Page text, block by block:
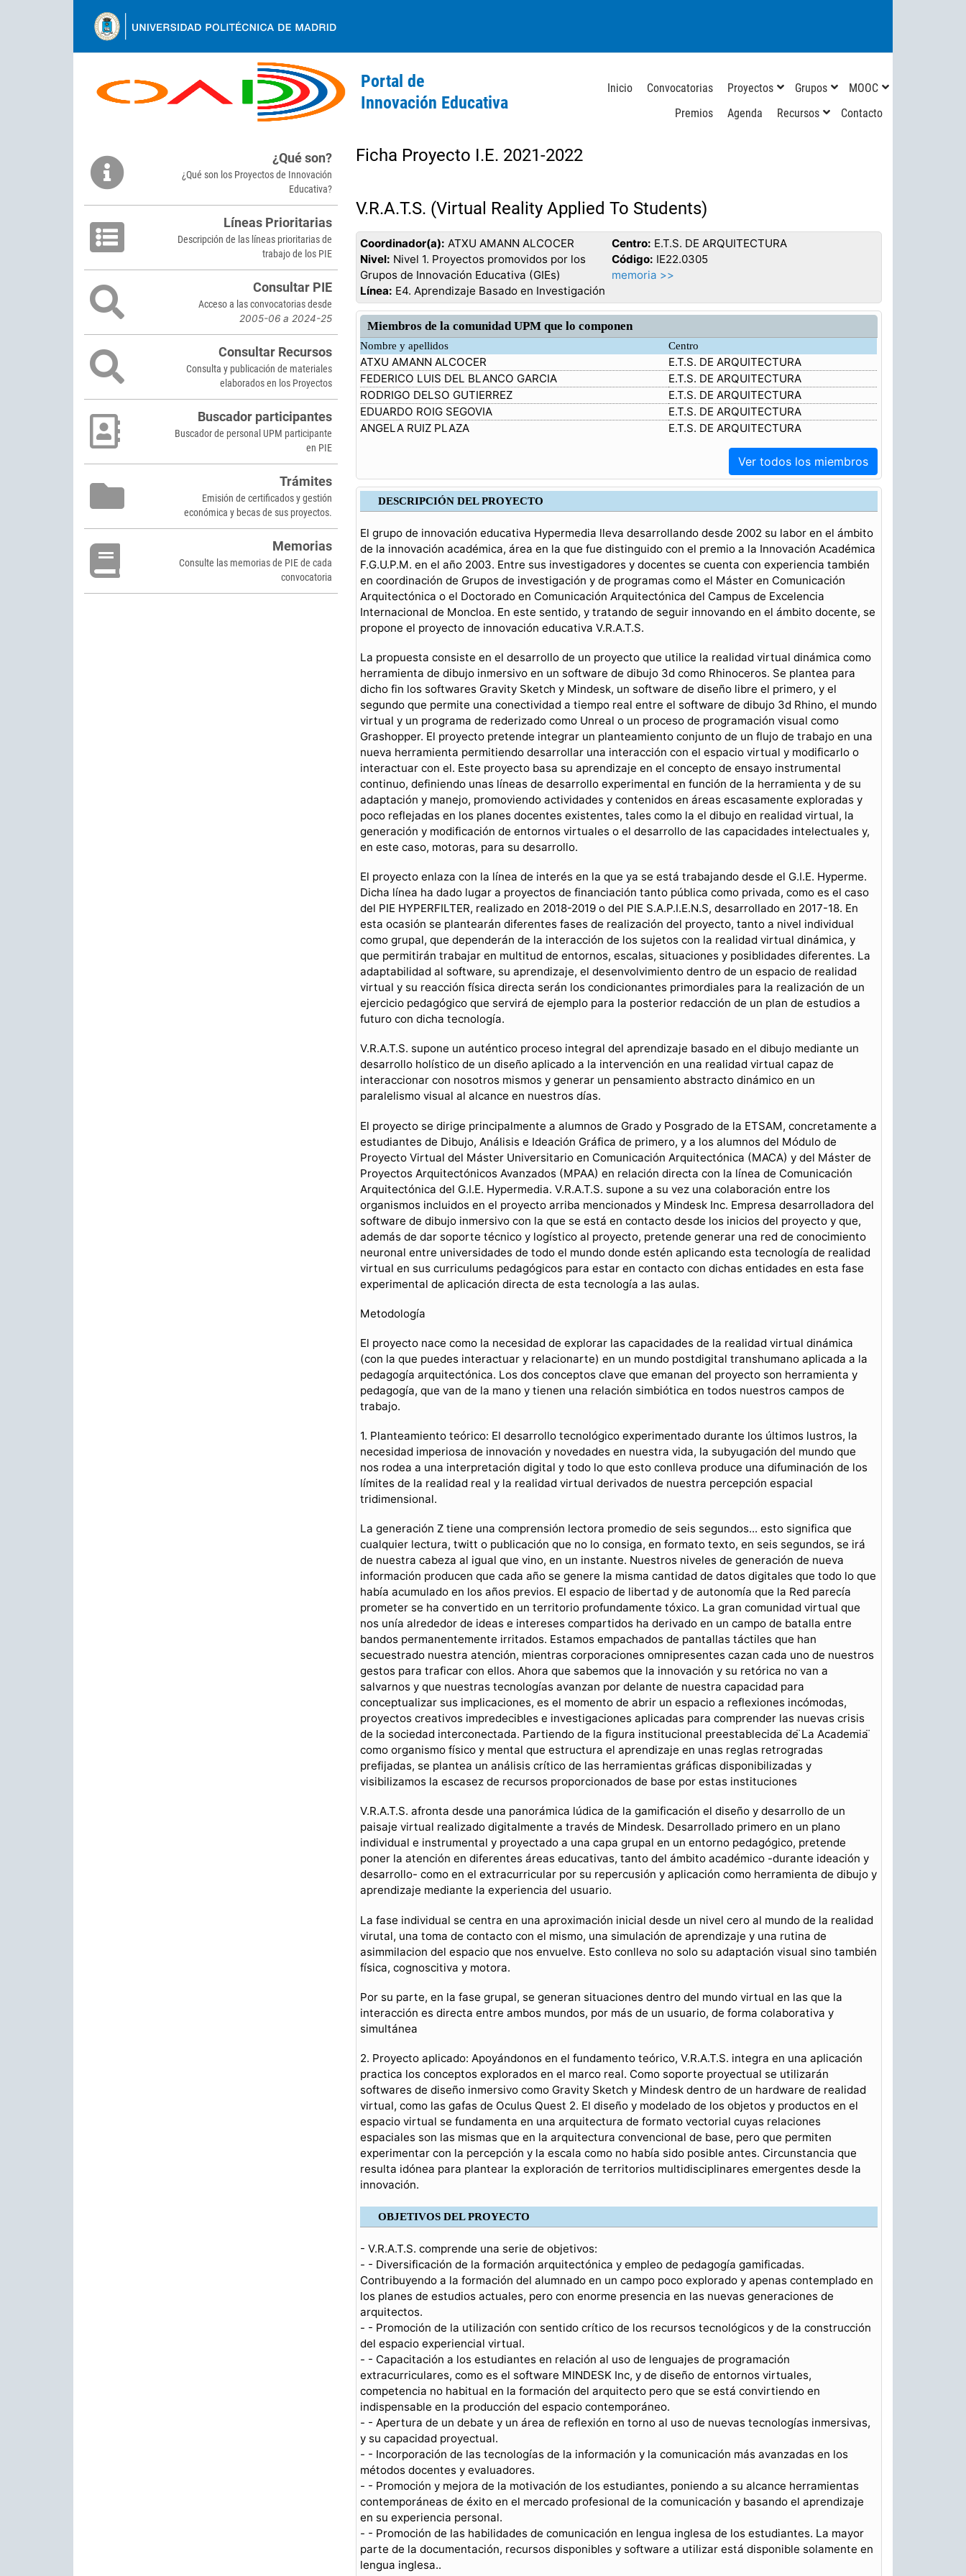
Inicio Convocatorias Proyectos Grupos
MOOC
Premios
Agenda Recursos Contacto
to
Ficha Proyecto I.E. 2021-2022
V.R.A.T.S. (Virtual Reality Applied To Students)
Coordinador(a): ATXU AMANN ALCOCER Centro: E.T.S. DE ARQUITECTURA
Nivel: Nivel 1. Proyectos promovidos por los
Grupos de Innovación Educativa (GIEs)
Código: IE22.0305
memoria >>
Línea: E4. Aprendizaje Basado en Investigación
Miembros de la comunidad UPM que lo componen
Nombre y apellidos Centro
ATXU AMANN ALCOCER
E.T.S. DE ARQUITECTURA
FEDERICO LUIS DEL BLANCO GARCIA
E.T.S. DE ARQUITECTURA
RODRIGO DELSO GUTIERREZ
E.T.S. DE ARQUITECTURA
EDUARDO ROIG SEGOVIA
E.T.S. DE ARQUITECTURA
ANGELA RUIZ PLAZA
E.T.S. DE ARQUITECTURA
Ver todos los miembros
DESCRIPCIÓN DEL PROYECTO
El grupo de innovación educativa Hypermedia lleva desarrollando desde 2002 su labor en el ámbito
de la innovación académica, área en la que fue distinguido con el premio a la Innovación Académica
F.G.U.P.M. en el año 2003. Entre sus investigadores y docentes se cuenta con experiencia también
en coordinación de Grupos de investigación y de programas como el Máster en Comunicación
Arquitectónica o el Doctorado en Comunicación Arquitectónica del Campus de Excelencia
Internacional de Moncloa. En este sentido, y tratando de seguir innovando en el ámbito docente, se
propone el proyecto de innovación educativa V.R.A.T.S.
La propuesta consiste en el desarrollo de un proyecto que utilice la realidad virtual dinámica como
herramienta de dibujo inmersivo en un software de dibujo 3d como Rhinoceros. Se plantea para
dicho fin los softwares Gravity Sketch y Mindesk, un software de diseño libre el primero, y el
segundo que permite una conectividad a tiempo real entre el software de dibujo 3d Rhino, el mundo
virtual y un programa de rederizado como Unreal o un proceso de programación visual como
Grashopper. El proyecto pretende integrar un planteamiento conjunto de un flujo de trabajo en una
nueva herramienta permitiendo desarrollar una interacción con el espacio virtual y modificarlo o
interactuar con el. Este proyecto basa su aprendizaje en el concepto de ensayo instrumental
continuo, definiendo unas líneas de desarrollo experimental en función de la herramienta y de su
adaptación y manejo, promoviendo actividades y contenidos en áreas escasamente exploradas y
poco reflejadas en los planes docentes existentes, tales como la el dibujo en realidad virtual, la
generación y modificación de entornos virtuales o el desarrollo de las capacidades intelectuales y,
en este caso, motoras, para su desarrollo.
El proyecto enlaza con la línea de interés en la que ya se está trabajando desde el G.I.E. Hyperme.
Dicha línea ha dado lugar a proyectos de financiación tanto pública como privada, como es el caso
del PIE HYPERFILTER, realizado en 2018-2019 o del PIE S.A.P.I.E.N.S, desarrollado en 2017-18. En
esta ocasión se plantearán diferentes fases de realización del proyecto, tanto a nivel individual
como grupal, que dependerán de la interacción de los sujetos con la realidad virtual dinámica, y
que permitirán trabajar en multitud de entornos, escalas, situaciones y posiblidades diferentes. La
adaptabilidad al software, su aprendizaje, el desenvolvimiento dentro de un espacio de realidad
virtual y su reacción física directa serán los condicionantes primordiales para la realización de un
ejercicio pedagógico que servirá de ejemplo para la posterior redacción de un plan de estudios a
futuro con dicha tecnología.
V.R.A.T.S. supone un auténtico proceso integral del aprendizaje basado en el dibujo mediante un
desarrollo holístico de un diseño aplicado a la intervención en una realidad virtual capaz de
interaccionar con nosotros mismos y generar un pensamiento abstracto dinámico en un
paralelismo visual al alcance en nuestros días.
El proyecto se dirige principalmente a alumnos de Grado y Posgrado de la ETSAM, concretamente a
estudiantes de Dibujo, Análisis e Ideación Gráfica de primero, y a los alumnos del Módulo de
Proyecto Virtual del Máster Universitario en Comunicación Arquitectónica (MACA) y del Máster de
Proyectos Arquitectónicos Avanzados (MPAA) en relación directa con la línea de Comunicación
Arquitectónica del G.I.E. Hypermedia. V.R.A.T.S. supone a su vez una colaboración entre los
organismos incluidos en el proyecto arriba mencionados y Mindesk Inc. Empresa desarrolladora del
software de dibujo inmersivo con la que se está en contacto desde los inicios del proyecto y que,
además de dar soporte técnico y logístico al proyecto, pretende generar una red de conocimiento
neuronal entre universidades de todo el mundo donde estén aplicando esta tecnología de realidad
virtual en sus curriculums pedagógicos para estar en contacto con dichas entidades en esta fase
experimental de aplicación directa de esta tecnología a las aulas.
Metodología
El proyecto nace como la necesidad de explorar las capacidades de la realidad virtual dinámica
(con la que puedes interactuar y relacionarte) en un mundo postdigital transhumano aplicada a la
pedagogía arquitectónica. Los dos conceptos clave que emanan del proyecto son herramienta y
pedagogía, que van de la mano y tienen una relación simbiótica en todos nuestros campos de
trabajo.
1. Planteamiento teórico: El desarrollo tecnológico experimentado durante los últimos lustros, la
necesidad imperiosa de innovación y novedades en nuestra vida, la subyugación del mundo que
nos rodea a una interpretación digital y todo lo que esto conlleva produce una difuminación de los
límites de la realidad real y la realidad virtual derivados de nuestra percepción espacial
tridimensional.
La generación Z tiene una comprensión lectora promedio de seis segundos... esto significa que
cualquier lectura, twitt o publicación que no lo consiga, en formato texto, en seis segundos, se irá
de nuestra cabeza al igual que vino, en un instante. Nuestros niveles de generación de nueva
información producen que cada año se genere la misma cantidad de datos digitales que todo lo que
había acumulado en los años previos. El espacio de libertad y de autonomía que la Red parecía
prometer se ha convertido en un territorio profundamente tóxico. La gran comunidad virtual que
nos unía alrededor de ideas e intereses compartidos ha derivado en un campo de batalla entre
bandos permanentemente irritados. Estamos empachados de pantallas táctiles que han
secuestrado nuestra atención, mientras corporaciones omnipresentes cazan cada uno de nuestros
gestos para traficar con ellos. Ahora que sabemos que la innovación y su retórica no van a
salvarnos y que nuestras tecnologías avanzan por delante de nuestra capacidad para
conceptualizar sus implicaciones, es el momento de abrir un espacio a reflexiones incómodas,
proyectos creativos impredecibles e investigaciones aplicadas para comprender las nuevas crisis
de la sociedad interconectada. Partiendo de la figura institucional preestablecida de ̈La Academia ̈
como organismo físico y mental que estructura el aprendizaje en unas reglas retrogradas
prefijadas, se plantea un análisis crítico de las herramientas gráficas disponibilizadas y
visibilizamos la escasez de recursos proporcionados de base por estas instituciones
V.R.A.T.S. afronta desde una panorámica lúdica de la gamificación el diseño y desarrollo de un
paisaje virtual realizado digitalmente a través de Mindesk. Desarrollado primero en un plano
individual e instrumental y proyectado a una capa grupal en un entorno pedagógico, pretende
poner la atención en diferentes áreas educativas, tanto del ámbito académico -durante ideación y
desarrollo- como en el extracurricular por su repercusión y aplicación como herramienta de dibujo y
aprendizaje mediante la experiencia del usuario.
La fase individual se centra en una aproximación inicial desde un nivel cero al mundo de la realidad
virutal, una toma de contacto con el mismo, una simulación de aprendizaje y una rutina de
asimmilacion del espacio que nos envuelve. Esto conlleva no solo su adaptación visual sino también
física, cognoscitiva y motora.
Por su parte, en la fase grupal, se generan situaciones dentro del mundo virtual en las que la
interacción es directa entre ambos mundos, por más de un usuario, de forma colaborativa y
simultánea
2. Proyecto aplicado: Apoyándonos en el fundamento teórico, V.R.A.T.S. integra en una aplicación
practica los conceptos explorados en el marco real. Como soporte proyectual se utilizarán
softwares de diseño inmersivo como Gravity Sketch y Mindesk dentro de un hardware de realidad
virtual, como las gafas de Oculus Quest 2. El diseño y modelado de los objetos y productos en el
espacio virtual se fundamenta en una arquitectura de formato vectorial cuyas relaciones
espaciales son las mismas que en la arquitectura convencional de base, pero que permiten
experimentar con la percepción y la escala como no había sido posible antes. Circunstancia que
resulta idónea para plantear la exploración de territorios multidisciplinares emergentes desde la
innovación.
OBJETIVOS DEL PROYECTO
- V.R.A.T.S. comprende una serie de objetivos:
- - Diversificación de la formación arquitectónica y empleo de pedagogía gamificadas.
Contribuyendo a la formación del alumnado en un campo poco explorado y apenas contemplado en
los planes de estudios actuales, pero con enorme presencia en las nuevas generaciones de
arquitectos.
- - Promoción de la utilización con sentido crítico de los recursos tecnológicos y de la construcción
del espacio experiencial virtual.
- - Capacitación a los estudiantes en relación al uso de lenguajes de programación
extracurriculares, como es el software MINDESK Inc, y de diseño de entornos virtuales,
competencia no habitual en la formación del arquitecto pero que se está convirtiendo en
indispensable en la producción del espacio contemporáneo.
- - Apertura de un debate y un área de reflexión en torno al uso de nuevas tecnologías inmersivas,
y su capacidad proyectual.
- - Incorporación de las tecnologías de la información y la comunicación más avanzadas en los
métodos docentes y evaluadores.
- - Promoción y mejora de la motivación de los estudiantes, poniendo a su alcance herramientas
contemporáneas de éxito en el mercado profesional de la comunicación y basando el aprendizaje
en su experiencia personal.
- - Promoción de las habilidades de comunicación en lengua inglesa de los estudiantes. La mayor
parte de la documentación, recursos disponibles y software a utilizar está disponible solamente en
lengua inglesa..
top
¿Qué son?
¿Qué son los Proyectos de Innovación
Educativa?
Líneas Prioritarias
Descripción de las líneas prioritarias de
trabajo de los PIE
Consultar PIE
Acceso a las convocatorias desde
2005-06 a 2024-25
Consultar Recursos
Consulta y publicación de materiales
elaborados en los Proyectos
Buscador participantes
Buscador de personal UPM participante
en PIE
Trámites
Emisión de certificados y gestión
económica y becas de sus proyectos.
Memorias
Consulte las memorias de PIE de cada
convocatoria